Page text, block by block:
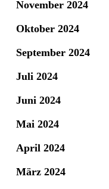
November 2024
Oktober 2024
September 2024
Juli 2024
Juni 2024
Mai 2024
April 2024
März 2024